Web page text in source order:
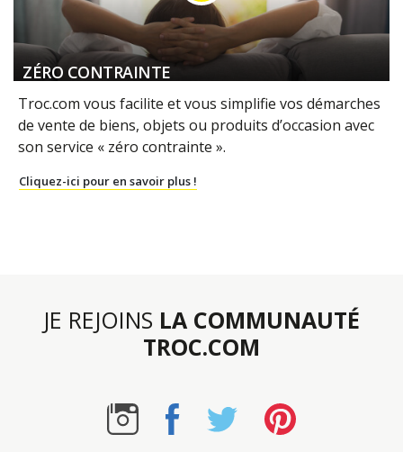
ZÉRO CONTRAINTE
Troc.com vous facilite et vous simplifie vos démarches
de vente de biens, objets ou produits d’occasion avec
son service « zéro contrainte ».
Cliquez-ici pour en savoir plus !
JE REJOINS LA COMMUNAUTÉ
TROC.COM